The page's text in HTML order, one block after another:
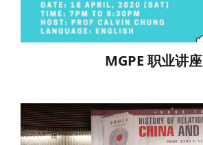
MGPE 职业讲座